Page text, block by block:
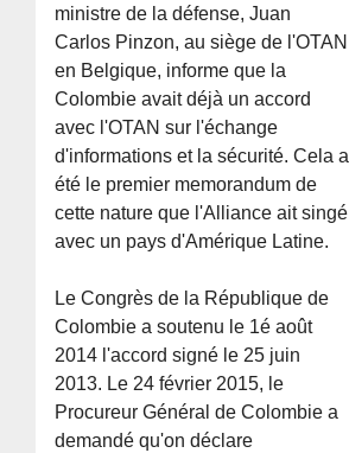
ministre de la défense, Juan
Carlos Pinzon, au siège de l'OTAN
en Belgique, informe que la
Colombie avait déjà un accord
avec l'OTAN sur l'échange
d'informations et la sécurité. Cela a
été le premier memorandum de
cette nature que l'Alliance ait singé
avec un pays d'Amérique Latine.
Le Congrès de la République de
Colombie a soutenu le 1é août
2014 l'accord signé le 25 juin
2013. Le 24 février 2015, le
Procureur Général de Colombie a
demandé qu'on déclare